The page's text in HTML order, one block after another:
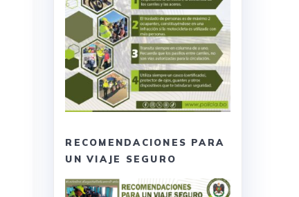
RECOMENDACIONES PARA
UN VIAJE SEGURO